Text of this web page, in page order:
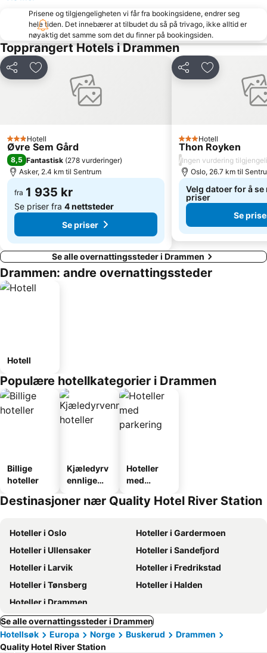
Tøyenparken
Den Norske Opera og Ballett
Bislett Games
Grorud
Rådhuset
Holmenkollen FIS World Cup Nordic
Slottsparken
Color Line
Oslo Konserthus
Gamle Oslo
Oslo Congress Centre
St. Hanshaugen
Munch museet
Stovner Senter
Oslo Vinterpark
Østensjø
Prisene og tilgjengeligheten vi får fra bookingsidene, endrer seg
hele tiden. Det innebærer at tilbudet du så på trivago, ikke alltid er
nøyaktig det samme som det du finner på bookingsiden.
Topprangert Hotels i Drammen
Del Legg til i favoritter
3 Stjerner
Hotell
Øvre Sem Gård
8,5 Fantastisk (278 vurderinger)
Asker, 2.4 km til Sentrum
fra 1 935 kr
Se priser fra 4 nettsteder
Se priser
Del Legg til i
3 Stjerner
Hotell
Thon Royken
/Ingen vurdering
Oslo, 26.7 km til
Velg datoer for å
priser
Se
Se alle overnattingssteder i Drammen
Drammen: andre overnattingssteder
Hotell
Populære hotellkategorier i Drammen
Billige
hoteller
Kjæledyrv
ennlige
Hoteller
med
Destinasjoner nær Quality Hotel River Station
Hoteller i Oslo
Hoteller i Gardermoen
Hoteller i Ullensaker
Hoteller i Sandefjord
Hoteller i Larvik
Hoteller i Fredrikstad
Hoteller i Tønsberg
Hoteller i Halden
Hoteller i Drammen
Se alle overnattingssteder i Drammen
Hotellsøk
Europa Norge Buskerud
Drammen
Quality Hotel River Station